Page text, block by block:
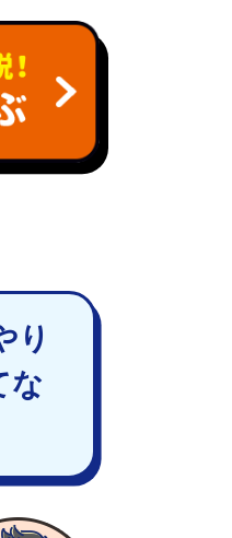
り
な